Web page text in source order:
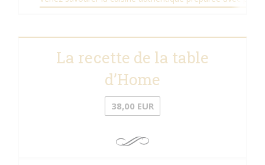
La recette de la table
d’Home
38,00 EUR